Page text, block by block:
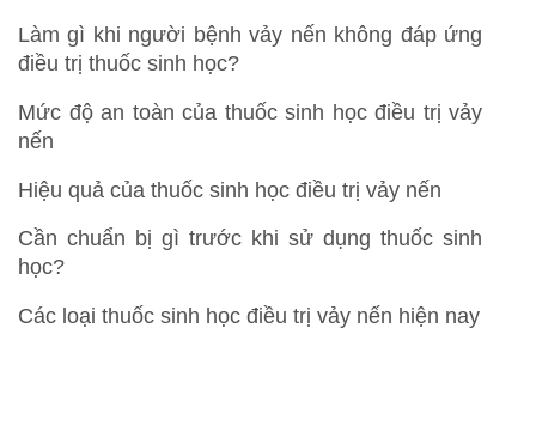
Làm gì khi người bệnh vảy nến không đáp ứng
điều trị thuốc sinh học?
Mức độ an toàn của thuốc sinh học điều trị vảy
nến
Hiệu quả của thuốc sinh học điều trị vảy nến
Cần chuẩn bị gì trước khi sử dụng thuốc sinh
học?
Các loại thuốc sinh học điều trị vảy nến hiện nay